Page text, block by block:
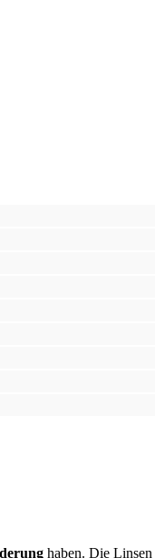
haben. Die Linsen